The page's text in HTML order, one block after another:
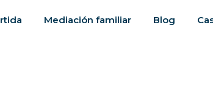
Mediación familiar Blog